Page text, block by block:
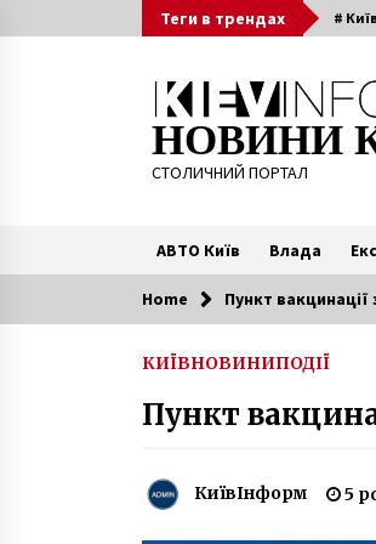
to
Теги в трендах # Київ
НОВИНИ
СТОЛИЧНИЙ ПОРТАЛ
АВТО Київ Влада
Читають зараз
про
вулиць від
На
Home Пункт
КИЇВНОВИНИПОДІЇ
Пункт
КиївІнформ 5